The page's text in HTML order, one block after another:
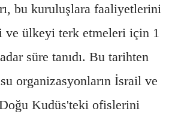
bu kuruluşlara faaliyetlerini
ve ülkeyi terk etmeleri için 1
süre tanıdı. Bu tarihten
organizasyonların İsrail ve
Kudüs'teki ofislerini